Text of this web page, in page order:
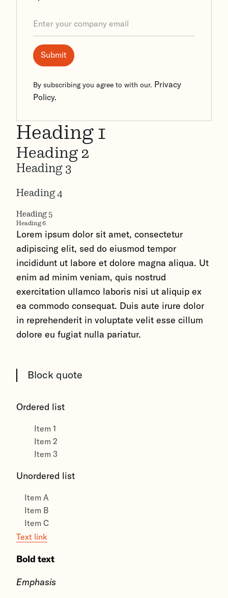
By subscribing you agree to with our. Privacy
Policy.
Heading 1
Heading 2
Heading 3
Heading 4
Heading 5
Heading 6
Lorem ipsum dolor sit amet, consectetur
adipiscing elit, sed do eiusmod tempor
incididunt ut labore et dolore magna aliqua. Ut
enim ad minim veniam, quis nostrud
exercitation ullamco laboris nisi ut aliquip ex
ea commodo consequat. Duis aute irure dolor
in reprehenderit in voluptate velit esse cillum
dolore eu fugiat nulla pariatur.
Block quote
Ordered list
Item 1
Item 2
Item 3
Unordered list
Item A
Item B
Item C
Text link
Bold text
Emphasis